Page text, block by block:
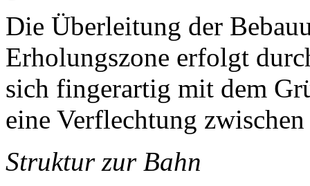
Die Überleitung der
Erholungszone erfolgt
sich fingerartig mit dem
eine Verflechtung
Struktur zur Bahn